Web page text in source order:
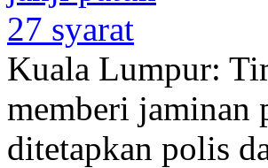
Kuala Lumpur:
memberi jaminan
ditetapkan polis